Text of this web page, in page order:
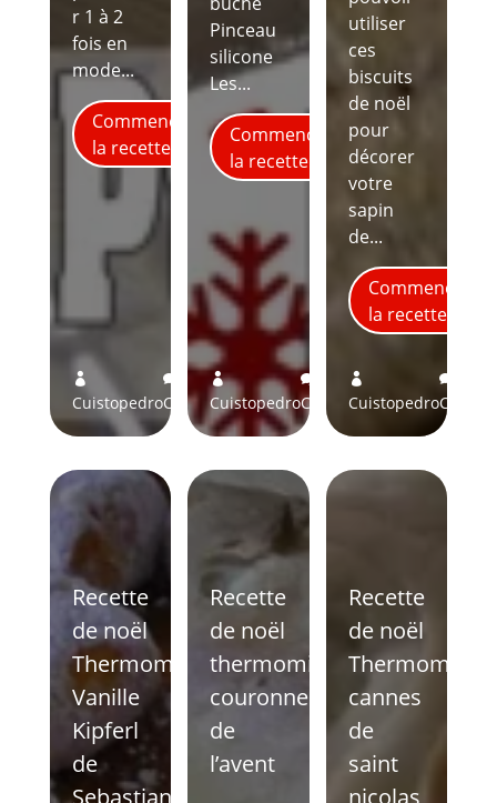
r 1 à 2
fois en
mode...
Commence
la recette

Cuistopedro

Comments
Pinceau
silicone
Les...
Commence
la recette

Cuistopedro

Comments
utiliser
ces
biscuits
de noël
pour
décorer
votre
sapin
de...
Commence
la recette

Cuistopedro

Recette
de noël
Thermomix
Vanille
Kipferl
de
Recette
de noël
thermomix
couronne
de
l’avent
Recette
de noël
Thermomix
cannes
de
saint